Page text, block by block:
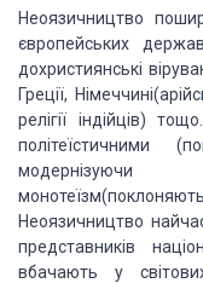
Неоязичництво
європейських
дохристиянські
Греції,
релігії індійців) тощо.
політеїстичними
Неоязичництво
представників
вбачають у